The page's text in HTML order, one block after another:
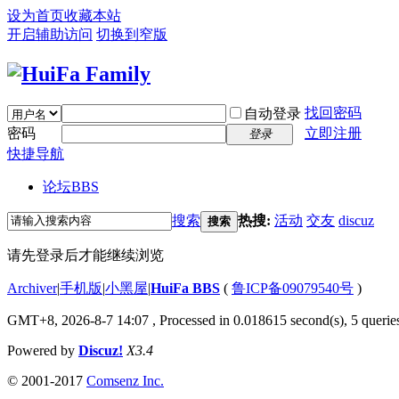
设为首页收藏本站
开启辅助访问 切换到窄版
自动登录 找回密码
密码
登录
立即注册
快捷导航
论坛BBS
搜索 搜索 热搜: 活动 交友 discuz
请先登录后才能继续浏览
Archiver|手机版|小黑屋|HuiFa BBS ( 鲁ICP备09079540号 )
GMT+8, 2026-8-7 14:07 , Processed in 0.018615 second(s), 5
Powered by Discuz! X3.4
© 2001-2017 Comsenz Inc.